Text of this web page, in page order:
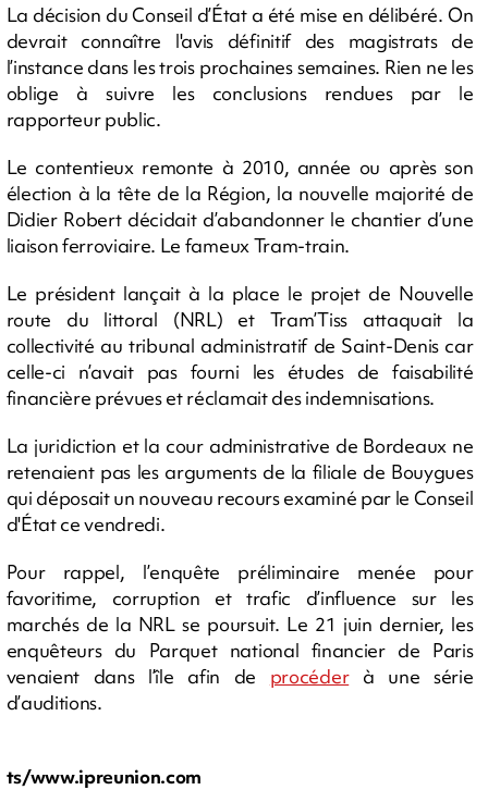
La décision du Conseil d’État a été mise en délibéré. On
devrait connaître l'avis définitif des magistrats de
l’instance dans les trois prochaines semaines. Rien ne les
oblige à suivre les conclusions rendues par le
rapporteur public.
Le contentieux remonte à 2010, année ou après son
élection à la tête de la Région, la nouvelle majorité de
Didier Robert décidait d’abandonner le chantier d’une
liaison ferroviaire. Le fameux Tram-train.
Le président lançait à la place le projet de Nouvelle
route du littoral (NRL) et Tram’Tiss attaquait la
collectivité au tribunal administratif de Saint-Denis car
celle-ci n’avait pas fourni les études de faisabilité
financière prévues et réclamait des indemnisations.
La juridiction et la cour administrative de Bordeaux ne
retenaient pas les arguments de la filiale de Bouygues
qui déposait un nouveau recours examiné par le Conseil
d'État ce vendredi.
Pour rappel, l’enquête préliminaire menée pour
favoritime, corruption et trafic d’influence sur les
marchés de la NRL se poursuit. Le 21 juin dernier, les
enquêteurs du Parquet national financier de Paris
venaient dans l’île afin de procéderà une série
d’auditions.
ts/www.ipreunion.com